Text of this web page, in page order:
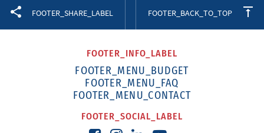
FOOTER_SHARE_LABEL FOOTER_BACK_TO_TOP
FOOTER_INFO_LABEL
FOOTER_MENU_BUDGET
FOOTER_MENU_FAQ
FOOTER_MENU_CONTACT
FOOTER_SOCIAL_LABEL